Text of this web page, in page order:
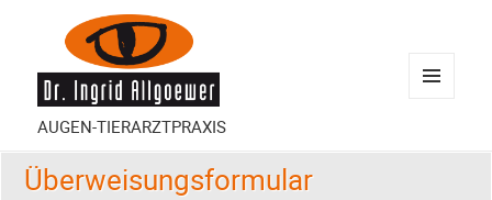
AUGEN-TIERARZTPRAXIS
Überweisungsformular